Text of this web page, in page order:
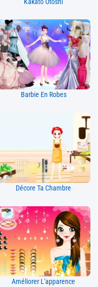
Barbie En Robes
Décore Ta Chambre
Améliorer L'apparence